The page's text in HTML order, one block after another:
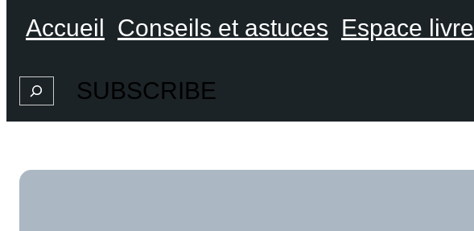
Accueil Conseils et astuces Espace livre
SearchSUBSCRIBE